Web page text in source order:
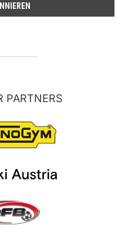
PARTNERS